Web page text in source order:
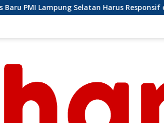
Responsif dalam Aksi Kemanusiaan